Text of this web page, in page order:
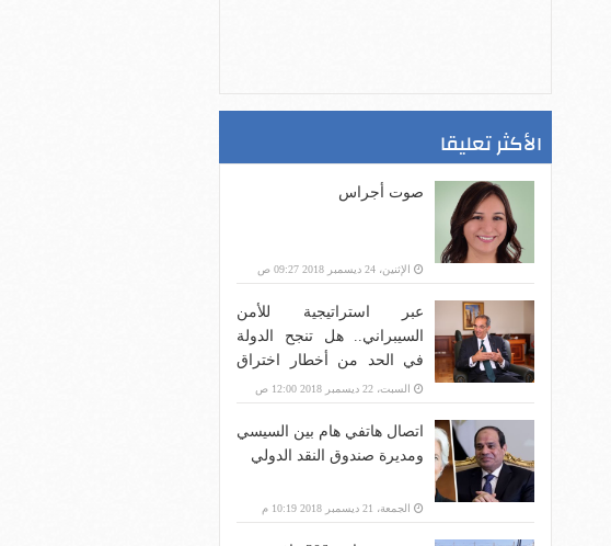
الأكثر تعليقا
صوت أجراس
الإثنين، 24 ديسمبر 2018 09:27 ص
عبر استراتيجية للأمن
السيبراني.. هل تنجح الدولة
في الحد من أخطار اختراق
بنية الاتصالات؟
السبت، 22 ديسمبر 2018 12:00 ص
اتصال هاتفي هام بين السيسي
ومديرة صندوق النقد الدولي
الجمعة، 21 ديسمبر 2018 10:19 م